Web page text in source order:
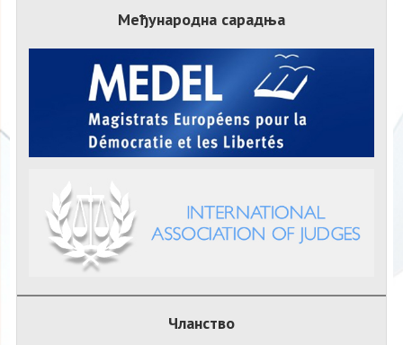
Међународна сарадња
Чланство